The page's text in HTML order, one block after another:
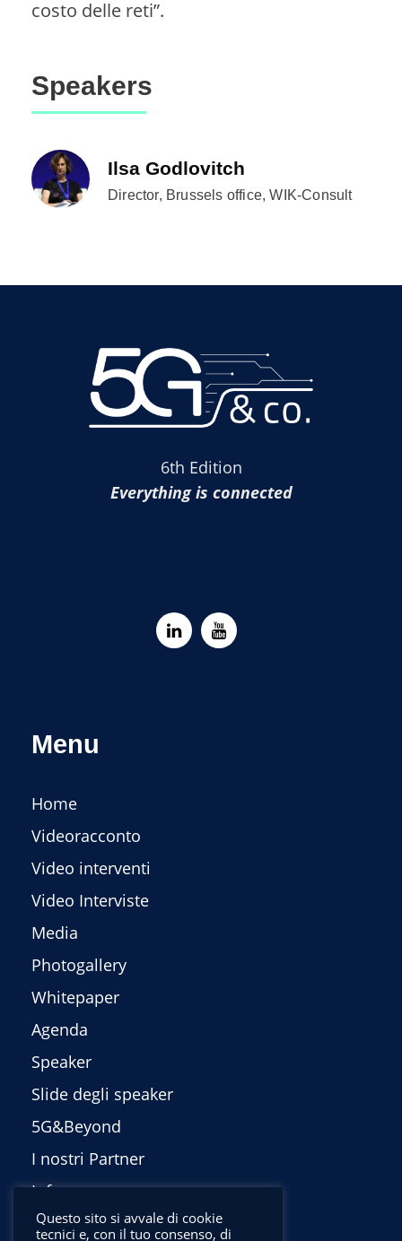
costo delle reti”.
Speakers
Ilsa Godlovitch
Director, Brussels office, WIK-Consult
6th Edition
Everything is connected
Menu
Home
Videoracconto
Video interventi
Video Interviste
Media
Photogallery
Whitepaper
Agenda
Speaker
Slide degli speaker
5G&Beyond
I nostri Partner
Info
Privacy Policy
Questo sito si avvale di cookie
tecnici e, con il tuo consenso, di